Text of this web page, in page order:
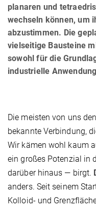
planaren und
wechseln können, um
abzustimmen. Die
vielseitige Bausteine
sowohl für die
industrielle
Die meisten von uns
bekannte Verbindung,
Wir kämen wohl kaum
ein großes Potenzial in
darüber hinaus — birgt.
anders. Seit seinem
Kolloid- und